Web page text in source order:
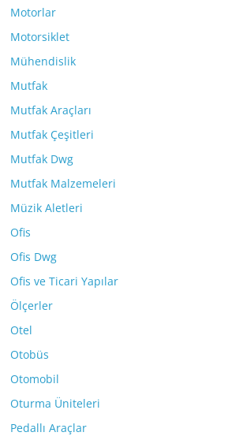
Motorlar
Motorsiklet
Mühendislik
Mutfak
Mutfak Araçları
Mutfak Çeşitleri
Mutfak Dwg
Mutfak Malzemeleri
Müzik Aletleri
Ofis
Ofis Dwg
Ofis ve Ticari Yapılar
Ölçerler
Otel
Otobüs
Otomobil
Oturma Üniteleri
Pedallı Araçlar